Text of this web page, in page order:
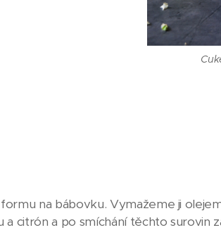
na bábovku. Vymažeme ji
citrón a po smíchání těchto surovin